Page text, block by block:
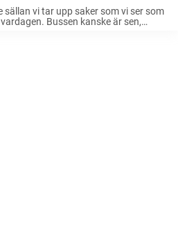
sällan vi tar upp saker som vi ser som
Bussen kanske är sen,